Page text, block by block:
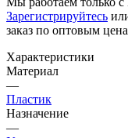
Зарегистрируйтесь
заказ по оптовым
Характеристики
Материал
—
Пластик
Назначение
—